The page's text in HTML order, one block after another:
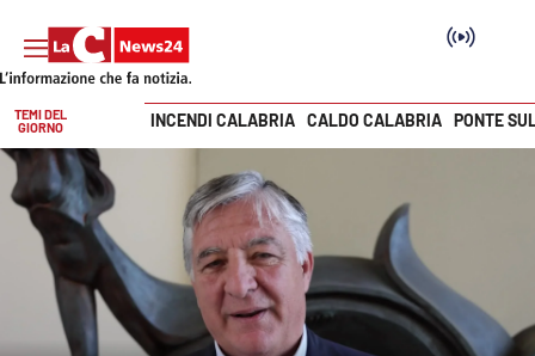
SEZIONI
Cronaca
Politica
Vai
TEMI DEL
GIORNO
INCENDI CALABRIA CALDO CALABRIA PONTE